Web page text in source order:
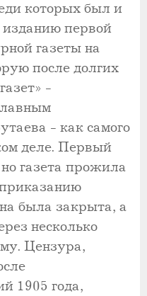
которых был и
первой
газеты на
после долгих
-
- как самого
деле. Первый
газета прожила
приказанию
была закрыта, а
несколько
Цензура,
1905 года,